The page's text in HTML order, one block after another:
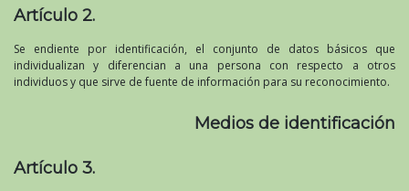
Artículo 2.
Se endiente por identificación, el conjunto de datos básicos que
individualizan y diferencian a una persona con respecto a otros
individuos y que sirve de fuente de información para su reconocimiento.
Medios de identificación
Artículo 3.